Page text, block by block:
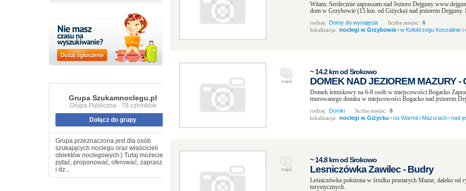
Grupa Szukamnoclegu.pl
Grupa Publiczna · 78 członków
Dołącz do grupy
Grupa przeznaczona jest dla osób
szukających noclegu oraz właścicieli
obiektów noclegowych:) Tutaj możecie
pytać, proponować, oferować, zapraszać
i dz...
Witam. Serdecznie zapraszam nad Jezioro Dejguny
dom w Grzybowie (15 km. od Giżycka) nad jeziorem Dejguny.
rodzaj: Domy do wynajęcia liczba miejsc: 6
lokalizacja: noclegi w Grzybowie›w Kołobrzegu Koszalinie i
~ 14.2 km od Srokowo
DOMEK NAD JEZIOREM MAZURY -
Domek letniskowy na 6-8 osób w miejscowości Bogacko
murowanego domku w miejscowości Bogacko nad jeziorem
rodzaj: Domki liczba miejsc: 8
lokalizacja: noclegi w Giżycku ›na Warmii i Mazurach›nad
~ 14.8 km od Srokowo
Lesniczówka Zawilec - Budry
Leśniczówka położona w środku prastarych Mazur, daleko
turystycznych.